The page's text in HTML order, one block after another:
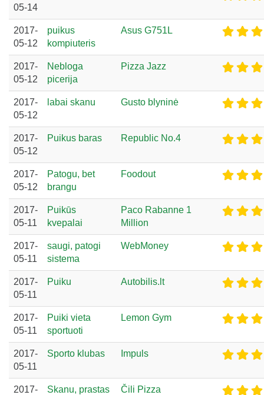
05-14
2017-
05-12
puikus
kompiuteris
Asus G751L
2017-
05-12
Nebloga
picerija
Pizza Jazz
2017-
05-12
labai skanu Gusto blyninė
2017-
05-12
Puikus baras Republic No.4
2017-
05-12
Patogu, bet
brangu
Foodout
2017-
05-11
Puikūs
kvepalai
Paco Rabanne 1
Million
2017-
05-11
saugi, patogi
sistema
WebMoney
2017-
05-11
Puiku Autobilis.lt
2017-
05-11
Puiki vieta
sportuoti
Lemon Gym
2017-
05-11
Sporto klubas Impuls
2017-
Skanu, prastas
Čili Pizza